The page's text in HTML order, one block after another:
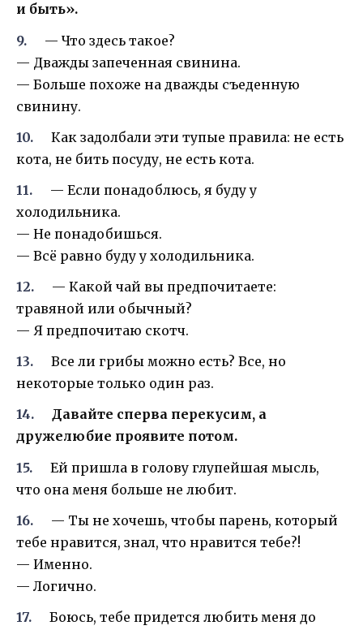
и быть».
— Что здесь такое?
— Дважды запеченная свинина.
— Больше похоже на дважды съеденную
свинину.
Как задолбали эти тупые правила: не есть
кота, не бить посуду, не есть кота.
— Если понадоблюсь, я буду у
холодильника.
— Не понадобишься.
— Всё равно буду у холодильника.
— Какой чай вы предпочитаете:
травяной или обычный?
— Я предпочитаю скотч.
Все ли грибы можно есть? Все, но
некоторые только один раз.
Давайте сперва перекусим, а
дружелюбие проявите потом.
Ей пришла в голову глупейшая мысль,
что она меня больше не любит.
— Ты не хочешь, чтобы парень, который
тебе нравится, знал, что нравится тебе?!
— Именно.
— Логично.
Боюсь, тебе придется любить меня до